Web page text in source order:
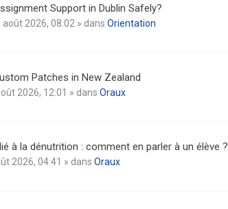
Support in Dublin Safely?
août 2026, 08:02 » dans Orientation
Patches in New Zealand
2026, 12:01 » dans Oraux
à la dénutrition : comment en parler à un élève ?
2026, 04:41 » dans Oraux